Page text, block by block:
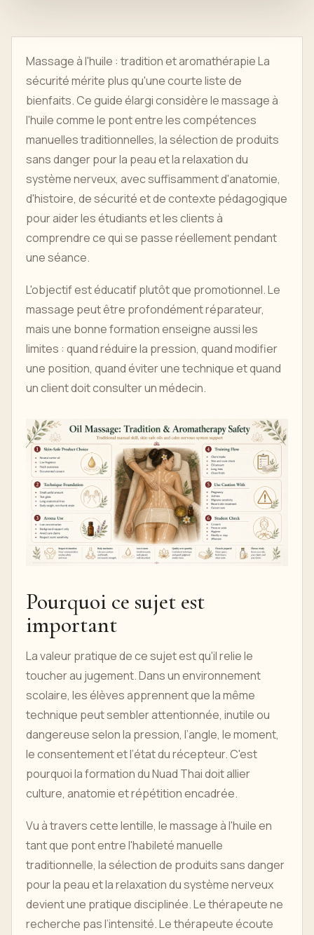
Massage à l'huile : tradition et aromathérapie La
sécurité mérite plus qu'une courte liste de
bienfaits. Ce guide élargi considère le massage à
l'huile comme le pont entre les compétences
manuelles traditionnelles, la sélection de produits
sans danger pour la peau et la relaxation du
système nerveux, avec suffisamment d'anatomie,
d'histoire, de sécurité et de contexte pédagogique
pour aider les étudiants et les clients à
comprendre ce qui se passe réellement pendant
une séance.
L'objectif est éducatif plutôt que promotionnel. Le
massage peut être profondément réparateur,
mais une bonne formation enseigne aussi les
limites : quand réduire la pression, quand modifier
une position, quand éviter une technique et quand
un client doit consulter un médecin.
Pourquoi ce sujet est
important
La valeur pratique de ce sujet est qu'il relie le
toucher au jugement. Dans un environnement
scolaire, les élèves apprennent que la même
technique peut sembler attentionnée, inutile ou
dangereuse selon la pression, l’angle, le moment,
le consentement et l’état du récepteur. C'est
pourquoi la formation du Nuad Thai doit allier
culture, anatomie et répétition encadrée.
Vu à travers cette lentille, le massage à l'huile en
tant que pont entre l'habileté manuelle
traditionnelle, la sélection de produits sans danger
pour la peau et la relaxation du système nerveux
devient une pratique disciplinée. Le thérapeute ne
recherche pas l’intensité. Le thérapeute écoute